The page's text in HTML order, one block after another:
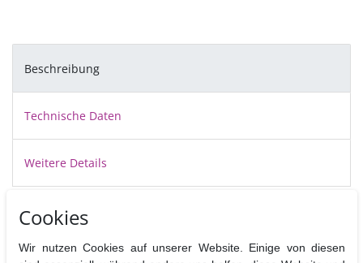
Beschreibung
Technische Daten
Weitere Details
Cake Drums sind stabile, ca.12 mm dicke, vollkommen
sind.
Cookies
Wir nutzen Cookies auf unserer Website. Einige von diesen